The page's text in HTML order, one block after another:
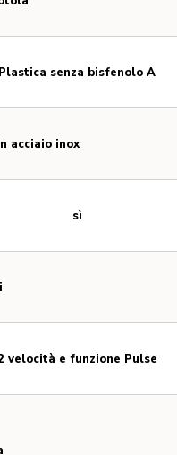
acciaio inox
Plastica senza bisfenolo A
sì
velocità e funzione Pulse